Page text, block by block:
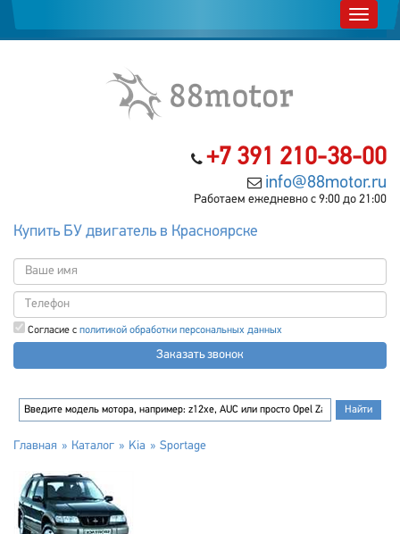
+7 391 210-38-00
info@88motor.ru
Работаем ежедневно с 9:00 до 21:00
Купить БУ двигатель в Красноярске
Согласие с политикой обработки персональных данных
Заказать звонок
Главная Каталог Kia Sportage